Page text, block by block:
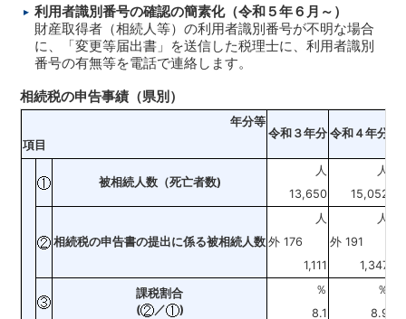
利用者識別番号の確認の簡素化（令和５年６月～）
財産取得者（相続人等）の利用者識別番号が不明な場合
に、「変更等届出書」を送信した税理士に、利用者識別
番号の有無等を電話で連絡します。
相続税の申告事績（県別）
年分等
令和３年分 令和４年分
項目
被相続人数（死亡者数)
人
人
13,650
15,052
相続税の申告書の提出に係る被相続人数
人
人
外 176
外 191
1,111
1,347
課税割合
(
／ )
％ ％
8.1
8.9